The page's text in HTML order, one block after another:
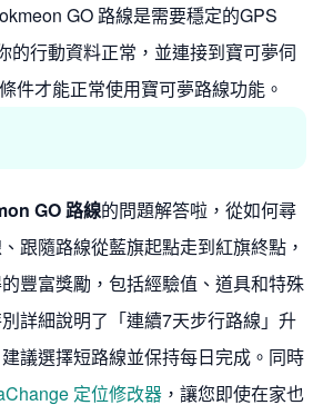
GO 路線是需要穩定的GPS
的行動資料正常，並連接到寶可夢伺
件才能正常使用寶可夢路線功能。
GO 路線的問題解答啦，從如何尋
跟隨路線從藍旗起點走到紅旗終點，
豐富獎勵，包括經驗值、道具和特殊
詳細說明了「連續7天步行路線」升
議選擇短路線並保持每日完成。同時
定位修改器 ，讓您即使在家也